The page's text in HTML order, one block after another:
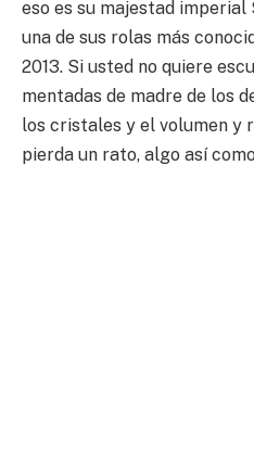
eso es su majestad imperial
una de sus rolas más
2013. Si usted no quiere
mentadas de madre de los
los cristales y el volumen y
pierda un rato, algo así